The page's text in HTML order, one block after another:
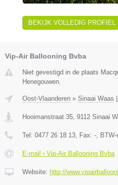
BEKIJK VOLLEDIG PROFIEL
Vip-Air Ballooning Bvba
Niet gevestigd in de plaats
Henegouwen.
Oost-Vlaanderen » Sinaai Waas |
Hooimanstraat 35 9112 Sinaai
Tel: 0477 26 18 13 , Fax: - ,
E-mail › Vip-Air Ballooning Bvba
Website: http://